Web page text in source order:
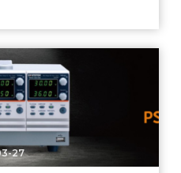
27